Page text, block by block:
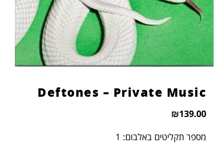
Deftones – Private Music
₪139.00
מספר תקליטים באלבום: 1